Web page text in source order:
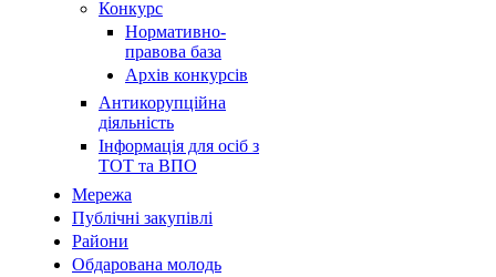
Конкурс
Нормативно-
правова база
Архів конкурсів
Антикорупційна
діяльність
Інформація для осіб з
ТОТ та ВПО
Мережа
Публічні закупівлі
Райони
Обдарована молодь